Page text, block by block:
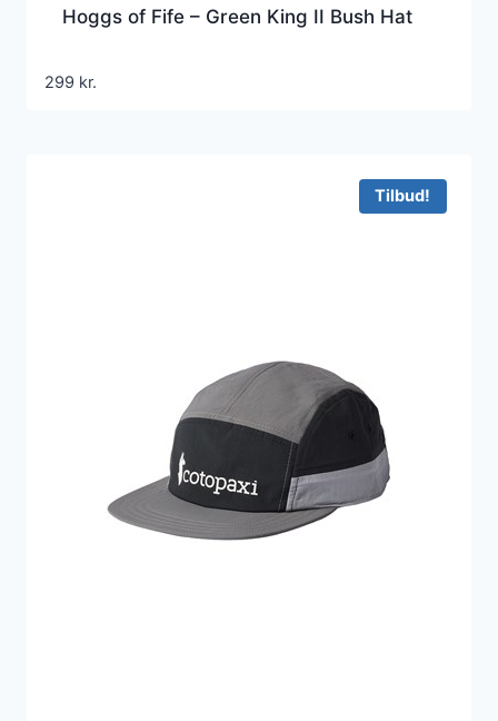
Hoggs of Fife – Green King II Bush Hat
299 kr.
Tilbud!